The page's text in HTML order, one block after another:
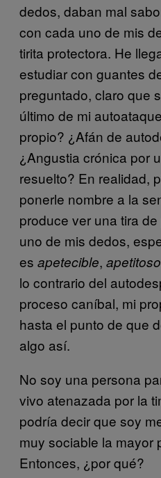
dedos, daban mal
con cada uno de mis
tirita protectora. He
estudiar con guantes
preguntado, claro que
último de mi
propio? ¿Afán de
¿Angustia crónica por
resuelto? En realidad,
ponerle nombre a la
produce ver una tira
uno de mis dedos,
es apetecible, apetitoso
lo contrario del
proceso caníbal, mi
hasta el punto de que
algo así.
No soy una persona
vivo atenazada por la
podría decir que soy
muy sociable la mayor
Entonces, ¿por qué?